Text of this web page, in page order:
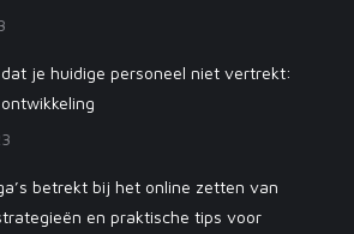
je huidige personeel niet vertrekt:
betrekt bij het online zetten van
en praktische tips voor